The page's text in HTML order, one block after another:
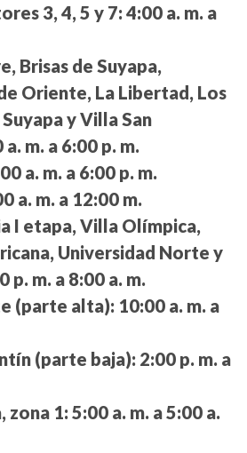
3, 4, 5 y 7: 4:00 a. m. a
Brisas de Suyapa,
Oriente, La Libertad, Los
y Villa San
a. m. a 6:00 p. m.
a. m. a 6:00 p. m.
a. m. a 12:00 m.
I etapa, Villa Olímpica,
Universidad Norte y
p. m. a 8:00 a. m.
(parte alta): 10:00 a. m. a
(parte baja): 2:00 p. m. a
zona 1: 5:00 a. m. a 5:00 a.